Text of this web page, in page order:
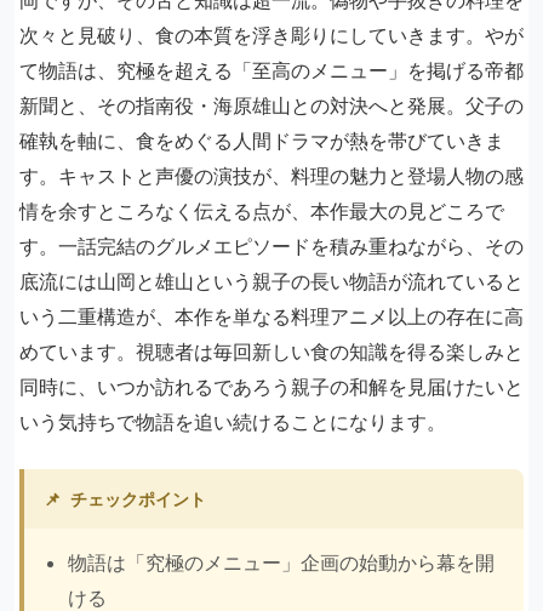
次々と見破り、食の本質を浮き彫りにしていきます。やが
て物語は、究極を超える「至高のメニュー」を掲げる帝都
新聞と、その指南役・海原雄山との対決へと発展。父子の
確執を軸に、食をめぐる人間ドラマが熱を帯びていきま
す。キャストと声優の演技が、料理の魅力と登場人物の感
情を余すところなく伝える点が、本作最大の見どころで
す。一話完結のグルメエピソードを積み重ねながら、その
底流には山岡と雄山という親子の長い物語が流れていると
いう二重構造が、本作を単なる料理アニメ以上の存在に高
めています。視聴者は毎回新しい食の知識を得る楽しみと
同時に、いつか訪れるであろう親子の和解を見届けたいと
いう気持ちで物語を追い続けることになります。
📌 チェックポイント
物語は「究極のメニュー」企画の始動から幕を開
ける